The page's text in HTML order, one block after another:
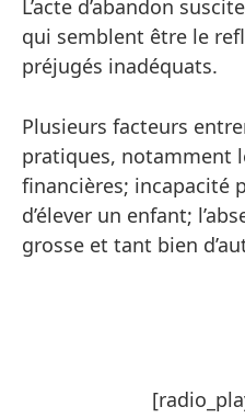
L’acte d’abandon
qui semblent être le
préjugés inadéquats.
Plusieurs facteurs
pratiques, notamment
financières; incapacité
d’élever un enfant;
grosse et tant bien